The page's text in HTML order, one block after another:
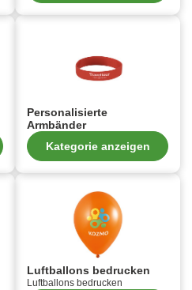
Personalisierte
Armbänder
Kategorie anzeigen
Luftballons bedrucken
Luftballons bedrucken